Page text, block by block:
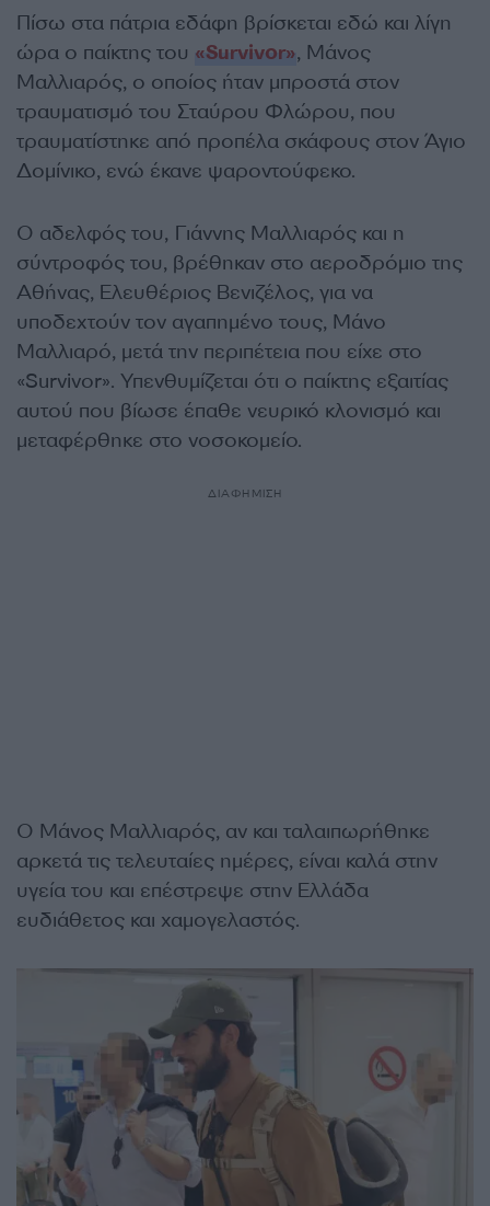
Πίσω στα πάτρια εδάφη βρίσκεται εδώ και λίγη
ώρα ο παίκτης του «Survivor», Μάνος
Μαλλιαρός, ο οποίος ήταν μπροστά στον
τραυματισμό του Σταύρου Φλώρου, που
τραυματίστηκε από προπέλα σκάφους στον Άγιο
Δομίνικο, ενώ έκανε ψαροντούφεκο.
Ο αδελφός του, Γιάννης Μαλλιαρός και η
σύντροφός του, βρέθηκαν στο αεροδρόμιο της
Αθήνας, Ελευθέριος Βενιζέλος, για να
υποδεχτούν τον αγαπημένο τους, Μάνο
Μαλλιαρό, μετά την περιπέτεια που είχε στο
«Survivor». Υπενθυμίζεται ότι ο παίκτης εξαιτίας
αυτού που βίωσε έπαθε νευρικό κλονισμό και
μεταφέρθηκε στο νοσοκομείο.
ΔΙΑΦΗΜΙΣΗ
Ο Μάνος Μαλλιαρός, αν και ταλαιπωρήθηκε
αρκετά τις τελευταίες ημέρες, είναι καλά στην
υγεία του και επέστρεψε στην Ελλάδα
ευδιάθετος και χαμογελαστός.